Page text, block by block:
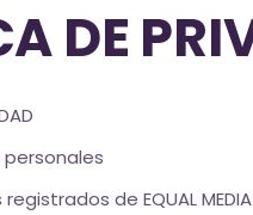
DE
registrados de EQUAL